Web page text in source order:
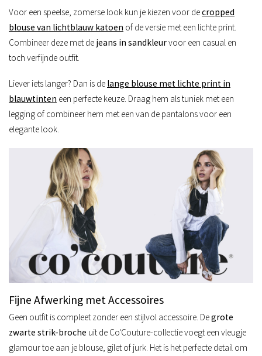
Voor een speelse, zomerse look kun je kiezen voor decropped
blouse van lichtblauw katoen of de versie met een lichte print.
Combineer deze met de jeans in sandkleurvoor een casual en
toch verfijnde outfit.
Liever iets langer? Dan is de lange blouse met lichte print in
blauwtinten een perfecte keuze. Draag hem als tuniek met een
legging of combineer hem met een van de pantalons voor een
elegante look.
Fijne Afwerking met Accessoires
Geen outfit is compleet zonder een stijlvol accessoire. Degrote
zwarte strik-broche uit de Co'Couture-collectie voegt een vleugje
glamour toe aan je blouse, gilet of jurk. Het is het perfecte detail om